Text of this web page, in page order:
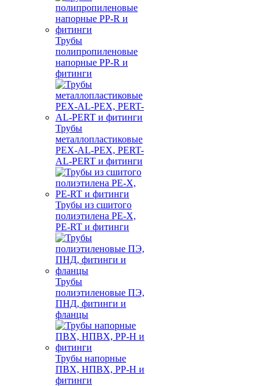
Трубы
полипропиленовые
напорные PP-R и
фитинги
Трубы
металлопластиковые
PEX-AL-PEX, PERT-
AL-PERT и фитинги
Трубы из сшитого
полиэтилена PE-X,
PE-RT и фитинги
Трубы
полиэтиленовые ПЭ,
ПНД, фитинги и
фланцы
Трубы напорные
ПВХ, НПВХ, PP-H и
фитинги